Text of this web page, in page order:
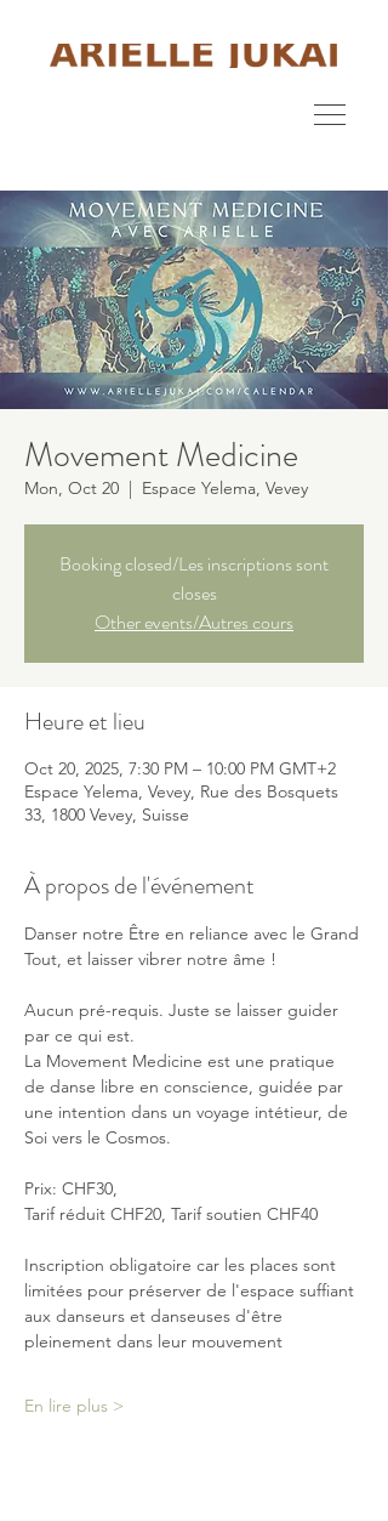
Movement Medicine
Mon, Oct 20
  |
Espace Yelema, Vevey
Booking closed/Les inscriptions sont
closes
Other events/Autres cours
Heure et lieu
Oct 20, 2025, 7:30 PM – 10:00 PM GMT+2
Espace Yelema, Vevey, Rue des Bosquets
33, 1800 Vevey, Suisse
À propos de l'événement
Danser notre Être en reliance avec le Grand
Tout, et laisser vibrer notre âme !
Aucun pré-requis. Juste se laisser guider
par ce qui est.
La Movement Medicine est une pratique
de danse libre en conscience, guidée par
une intention dans un voyage intétieur, de
Soi vers le Cosmos.
Prix: CHF30,
Tarif réduit CHF20, Tarif soutien CHF40
Inscription obligatoire car les places sont
limitées pour préserver de l'espace suffiant
aux danseurs et danseuses d'être
pleinement dans leur mouvement
En lire plus >